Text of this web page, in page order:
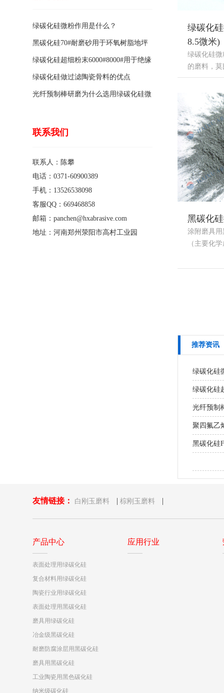
绿碳化硅微粉作用是什么？
黑碳化硅70#耐磨砂用于环氧树脂地坪
骨料的特点有哪些？
绿碳化硅超细粉末6000#8000#用于绝缘
涂料的优点
绿碳化硅做过滤陶瓷骨料的优点
光纤预制棒研磨为什么选用绿碳化硅微
联系我们
联系人：陈攀
电话：0371-60900389
手机：13526538098
客服QQ：669468858
邮箱：panchen@hxabrasive.com
地址：河南郑州荥阳市高村工业园
绿碳化
8.5微米)
绿碳化硅微
的磨料，
黑碳化
涂附磨具用
（主要化
推荐资讯
绿碳化硅
绿碳化硅
光纤预制
聚四氟乙
黑碳化硅
研磨
友情链接： 白刚玉磨料 | 棕刚玉磨料 |
产品中心
表面处理用绿碳化硅
复合材料用绿碳化硅
陶瓷行业用绿碳化硅
表面处理用黑碳化硅
磨具用绿碳化硅
冶金级黑碳化硅
耐磨防腐涂层用黑碳化硅
磨具用黑碳化硅
工业陶瓷用黑色碳化硅
纳米级碳化硅
应用行业